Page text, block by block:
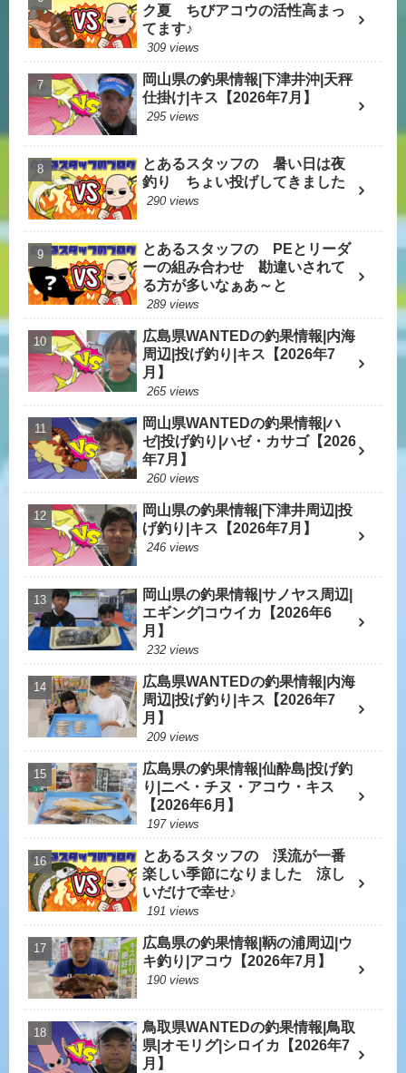
ク夏 ちびアコウの活性高まっ
てます♪
309 views
岡山県の釣果情報|下津井沖|天秤
仕掛け|キス【2026年7月】
295 views
とあるスタッフの 暑い日は夜
釣り ちょい投げしてきました
290 views
とあるスタッフの PEとリーダ
ーの組み合わせ 勘違いされて
る方が多いなぁあ～と
289 views
広島県WANTEDの釣果情報|内海
周辺|投げ釣り|キス【2026年7
月】
265 views
岡山県WANTEDの釣果情報|ハ
ゼ|投げ釣り|ハゼ・カサゴ【2026
年7月】
260 views
岡山県の釣果情報|下津井周辺|投
げ釣り|キス【2026年7月】
246 views
岡山県の釣果情報|サノヤス周辺|
エギング|コウイカ【2026年6
月】
232 views
広島県WANTEDの釣果情報|内海
周辺|投げ釣り|キス【2026年7
月】
209 views
広島県の釣果情報|仙酔島|投げ釣
り|ニベ・チヌ・アコウ・キス
【2026年6月】
197 views
とあるスタッフの 渓流が一番
楽しい季節になりました 涼し
いだけで幸せ♪
191 views
広島県の釣果情報|鞆の浦周辺|ウ
キ釣り|アコウ【2026年7月】
190 views
鳥取県WANTEDの釣果情報|鳥取
県|オモリグ|シロイカ【2026年7
月】